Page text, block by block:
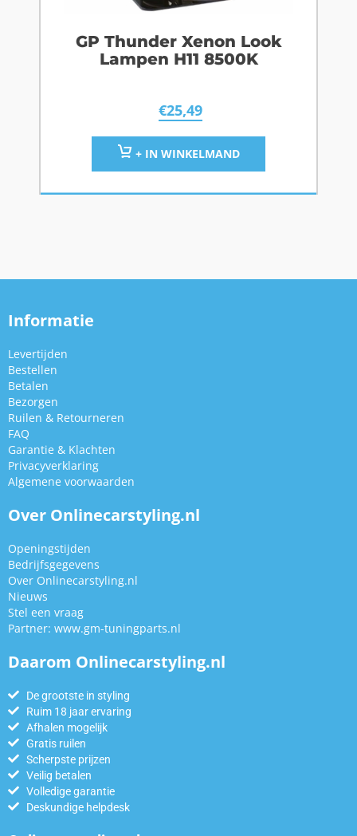
GP Thunder Xenon Look
Lampen H11 8500K
€25,49
+ IN WINKELMAND
Informatie
Levertijden
Bestellen
Betalen
Bezorgen
Ruilen & Retourneren
FAQ
Garantie & Klachten
Privacyverklaring
Algemene voorwaarden
Over Onlinecarstyling.nl
Openingstijden
Bedrijfsgegevens
Over Onlinecarstyling.nl
Nieuws
Stel een vraag
Partner: www.gm-tuningparts.nl
Daarom Onlinecarstyling.nl
De grootste in styling
Ruim 18 jaar ervaring
Afhalen mogelijk
Gratis ruilen
Scherpste prijzen
Veilig betalen
Volledige garantie
Deskundige helpdesk